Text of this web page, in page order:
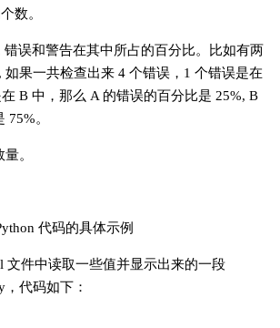
数。
错误和警告在其中所占的百分比。比如有两
如果一共检查出来 4 个错误，1 个错误是在
B 中，那么 A 的错误的百分比是 25%, B
75%。
。
代码的具体示例
文件中读取一些值并显示出来的一段
代码如下：